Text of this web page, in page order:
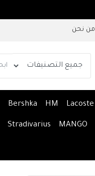
من نحن
Lacoste
HM
Bershka
MANGO
Stradivarius